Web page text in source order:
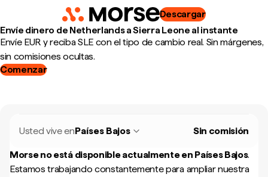
Descargar
Envíe dinero de Netherlands a Sierra Leone al instante
Envíe EUR y reciba SLE con el tipo de cambio real. Sin márgenes,
sin comisiones ocultas.
Comenzar
Usted vive enPaíses Bajos Sin comisión
Morse no está disponible actualmente en Países Bajos.
Estamos trabajando constantemente para ampliar nuestra